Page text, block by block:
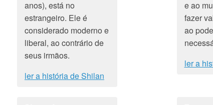
anos), está no
estrangeiro. Ele é
considerado moderno e
liberal, ao contrário de
seus irmãos.
ler a história de Shilan
e ao
fazer
ao
ler a